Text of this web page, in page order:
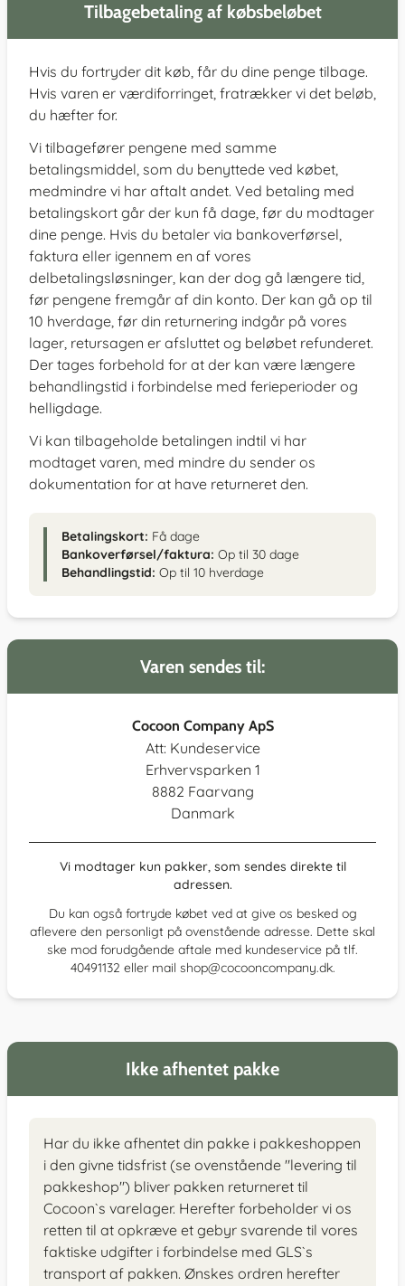
Tilbagebetaling af købsbeløbet
Hvis du fortryder dit køb, får du dine penge tilbage.
Hvis varen er værdiforringet, fratrækker vi det beløb,
du hæfter for.
Vi tilbagefører pengene med samme
betalingsmiddel, som du benyttede ved købet,
medmindre vi har aftalt andet. Ved betaling med
betalingskort går der kun få dage, før du modtager
dine penge. Hvis du betaler via bankoverførsel,
faktura eller igennem en af vores
delbetalingsløsninger, kan der dog gå længere tid,
før pengene fremgår af din konto. Der kan gå op til
10 hverdage, før din returnering indgår på vores
lager, retursagen er afsluttet og beløbet refunderet.
Der tages forbehold for at der kan være længere
behandlingstid i forbindelse med ferieperioder og
helligdage.
Vi kan tilbageholde betalingen indtil vi har
modtaget varen, med mindre du sender os
dokumentation for at have returneret den.
Betalingskort: Få dage
Bankoverførsel/faktura: Op til 30 dage
Behandlingstid: Op til 10 hverdage
Varen sendes til:
Cocoon Company ApS
Att: Kundeservice
Erhvervsparken 1
8882 Faarvang
Danmark
Vi modtager kun pakker, som sendes direkte til
adressen.
Du kan også fortryde købet ved at give os besked og
aflevere den personligt på ovenstående adresse. Dette skal
ske mod forudgående aftale med kundeservice på tlf.
40491132 eller mail shop@cocooncompany.dk.
Ikke afhentet pakke
Har du ikke afhentet din pakke i pakkeshoppen
i den givne tidsfrist (se ovenstående "levering til
pakkeshop") bliver pakken returneret til
Cocoon`s varelager. Herefter forbeholder vi os
retten til at opkræve et gebyr svarende til vores
faktiske udgifter i forbindelse med GLS`s
transport af pakken. Ønskes ordren herefter